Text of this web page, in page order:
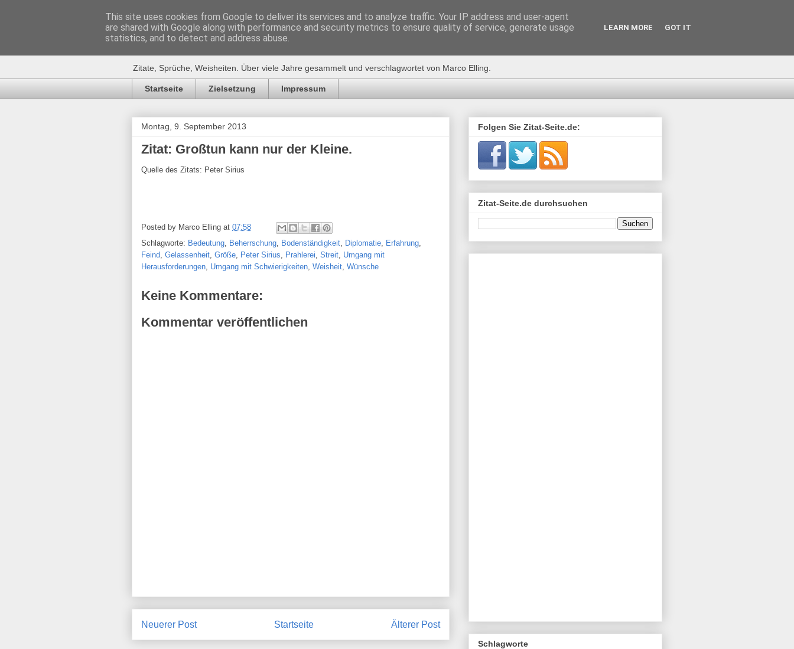
Zitat-Seite.de
Zitate, Sprüche, Weisheiten. Über viele Jahre gesammelt und verschlagwortet von Marco Elling.
Startseite Zielsetzung Impressum
Montag, 9. September 2013
Zitat: Großtun kann nur der Kleine.
Quelle des Zitats: Peter Sirius
Posted by Marco Elling at 07:58
Schlagworte: Bedeutung Beherrschung Bodenständigkeit Diplomatie Erfahrung
Feind Gelassenheit Größe Peter Sirius Prahlerei Streit Umgang mit
Herausforderungen Umgang mit Schwierigkeiten Weisheit Wünsche
Keine Kommentare:
Kommentar veröffentlichen
Neuerer Post Älterer Post
Startseite
Folgen Sie Zitat-Seite.de:
Zitat-Seite.de durchsuchen
Schlagworte
This site uses cookies from Google to deliver its services and to analyze traffic. Your IP address and user-agent
are shared with Google along with performance and security metrics to ensure quality of service, generate usage
statistics, and to detect and address abuse.
LEARN MORE GOT IT